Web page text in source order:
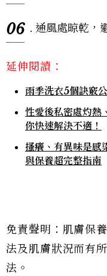
06 . 通風處晾乾，
延伸閱讀：
雨季洗衣5個訣竅
性愛後私密處灼熱
你快速解決不適！
搔癢、有異味是感
與保養超完整指南
免責聲明：肌膚保
法及肌膚狀況而有
法。